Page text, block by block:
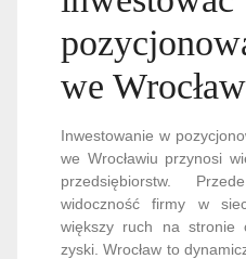
we
Inwestowanie w
we Wrocławiu przynosi
przedsiębiorstw.
widoczność firmy w
większy ruch na stronie
zyski. Wrocław to